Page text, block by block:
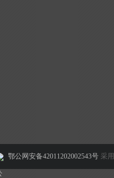
鄂公网安备42011202002543号 采用